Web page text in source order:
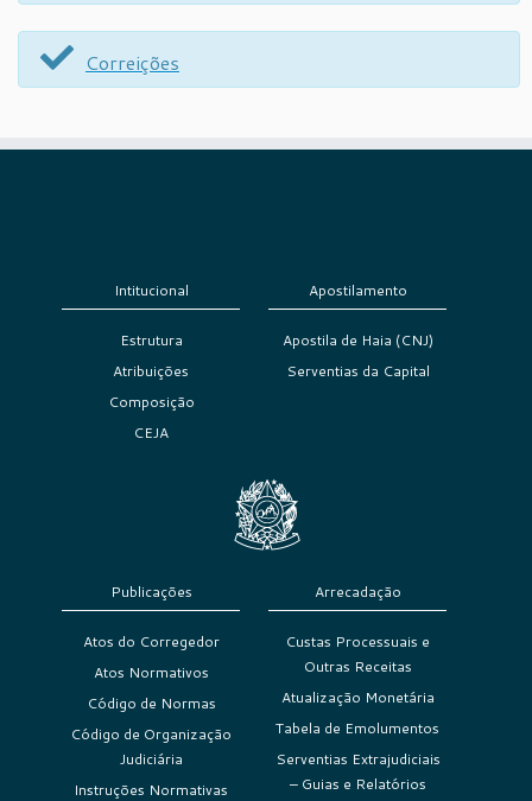
Correições
Intitucional
Estrutura
Atribuições
Composição
CEJA
Apostilamento
Apostila de Haia (CNJ)
Serventias da Capital
Publicações
Atos do Corregedor
Atos Normativos
Código de Normas
Código de Organização
Judiciária
Instruções Normativas
Arrecadação
Custas Processuais e
Outras Receitas
Atualização Monetária
Tabela de Emolumentos
Serventias Extrajudiciais
– Guias e Relatórios